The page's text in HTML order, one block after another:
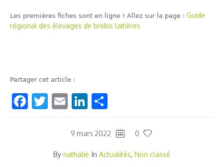
Les premières fiches sont en ligne ! Allez sur la page :Guide
régional des élevages de brebis laitières
Partager cet article :
Facebook
Twitter
EmailLinkedIn
9 mars 2022 0
By nathalie In Actualités, Non classé